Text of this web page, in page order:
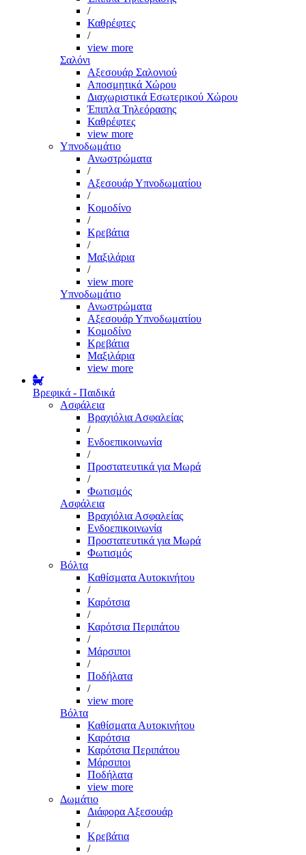
/
Καθρέφτες
/
view more
Σαλόνι
Αξεσουάρ Σαλονιού
Αποσμητικά Χώρου
Διαχωριστικά Εσωτερικού Χώρου
Έπιπλα Τηλεόρασης
Καθρέφτες
view more
Υπνοδωμάτιο
Ανωστρώματα
/
Αξεσουάρ Υπνοδωματίου
/
Κομοδίνο
/
Κρεβάτια
/
Μαξιλάρια
/
view more
Υπνοδωμάτιο
Ανωστρώματα
Αξεσουάρ Υπνοδωματίου
Κομοδίνο
Κρεβάτια
Μαξιλάρια
view more
Βρεφικά - Παιδικά
Ασφάλεια
Βραχιόλια Ασφαλείας
/
Ενδοεπικοινωνία
/
Προστατευτικά για Μωρά
/
Φωτισμός
Ασφάλεια
Βραχιόλια Ασφαλείας
Ενδοεπικοινωνία
Προστατευτικά για Μωρά
Φωτισμός
Βόλτα
Καθίσματα Αυτοκινήτου
/
Καρότσια
/
Καρότσια Περιπάτου
/
Μάρσιποι
/
Ποδήλατα
/
view more
Βόλτα
Καθίσματα Αυτοκινήτου
Καρότσια
Καρότσια Περιπάτου
Μάρσιποι
Ποδήλατα
view more
Δωμάτιο
Διάφορα Αξεσουάρ
/
Κρεβάτια
/